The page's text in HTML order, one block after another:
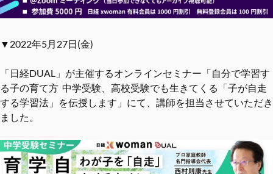
▼2022年5月27日(金)
「日経DUAL」が主催するオンラインセミナー「自分で学習す
る子の育て方 中学受験、高校受験でも生きてくる「子が自走
する学習法」を伝授します」にて、講師を担当させていただき
ました。